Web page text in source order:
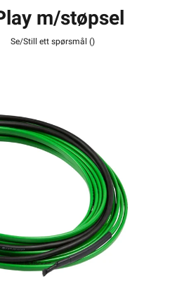
m/støpsel
Se/Still ett spørsmål ()